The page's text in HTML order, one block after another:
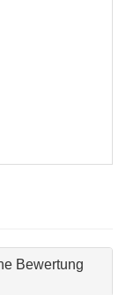
Bewertung